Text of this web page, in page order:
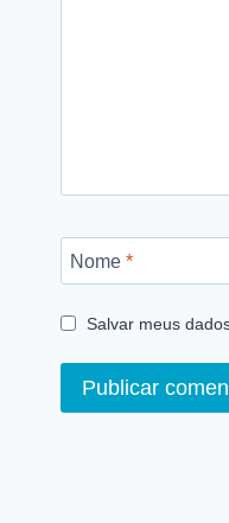
Nome *
Salvar meus